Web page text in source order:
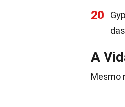
20
A
Mesmo